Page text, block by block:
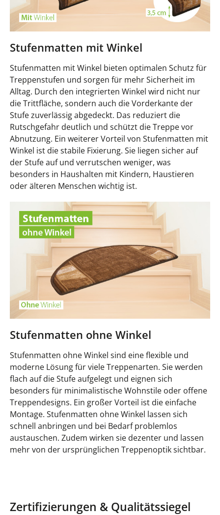
Stufenmatten mit Winkel
Stufenmatten mit Winkel bieten optimalen Schutz für
Treppenstufen und sorgen für mehr Sicherheit im
Alltag. Durch den integrierten Winkel wird nicht nur
die Trittfläche, sondern auch die Vorderkante der
Stufe zuverlässig abgedeckt. Das reduziert die
Rutschgefahr deutlich und schützt die Treppe vor
Abnutzung. Ein weiterer Vorteil von Stufenmatten mit
Winkel ist die stabile Fixierung. Sie liegen sicher auf
der Stufe auf und verrutschen weniger, was
besonders in Haushalten mit Kindern, Haustieren
oder älteren Menschen wichtig ist.
Stufenmatten ohne Winkel
Stufenmatten ohne Winkel sind eine flexible und
moderne Lösung für viele Treppenarten. Sie werden
flach auf die Stufe aufgelegt und eignen sich
besonders für minimalistische Wohnstile oder offene
Treppendesigns. Ein großer Vorteil ist die einfache
Montage. Stufenmatten ohne Winkel lassen sich
schnell anbringen und bei Bedarf problemlos
austauschen. Zudem wirken sie dezenter und lassen
mehr von der ursprünglichen Treppenoptik sichtbar.
Zertifizierungen & Qualitätssiegel